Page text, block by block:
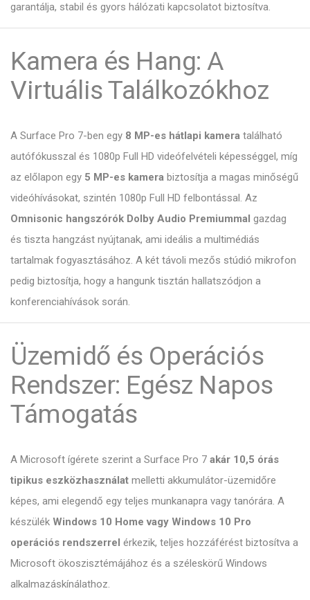
garantálja, stabil és gyors hálózati kapcsolatot biztosítva.
Kamera és Hang: A
Virtuális Találkozókhoz
A Surface Pro 7-ben egy 8 MP-es hátlapi kamera található
autófókusszal és 1080p Full HD videófelvételi képességgel, míg
az előlapon egy 5 MP-es kamera biztosítja a magas minőségű
videóhívásokat, szintén 1080p Full HD felbontással. Az
Omnisonic hangszórók Dolby Audio Premiummal gazdag
és tiszta hangzást nyújtanak, ami ideális a multimédiás
tartalmak fogyasztásához. A két távoli mezős stúdió mikrofon
pedig biztosítja, hogy a hangunk tisztán hallatszódjon a
konferenciahívások során.
Üzemidő és Operációs
Rendszer: Egész Napos
Támogatás
A Microsoft ígérete szerint a Surface Pro 7 akár 10,5 órás
tipikus eszközhasználat melletti akkumulátor-üzemidőre
képes, ami elegendő egy teljes munkanapra vagy tanórára. A
készülék Windows 10 Home vagy Windows 10 Pro
operációs rendszerrel érkezik, teljes hozzáférést biztosítva a
Microsoft ökoszisztémájához és a széleskörű Windows
alkalmazáskínálathoz.